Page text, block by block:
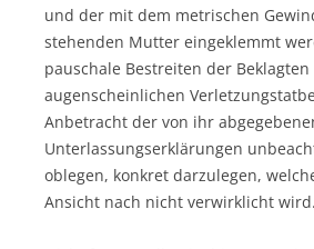
und der mit dem metrischen
stehenden Mutter eingeklemmt
pauschale Bestreiten der
augenscheinlichen
Anbetracht der von ihr
Unterlassungserklärungen
oblegen, konkret darzulegen,
Ansicht nach nicht verwirklicht wird.